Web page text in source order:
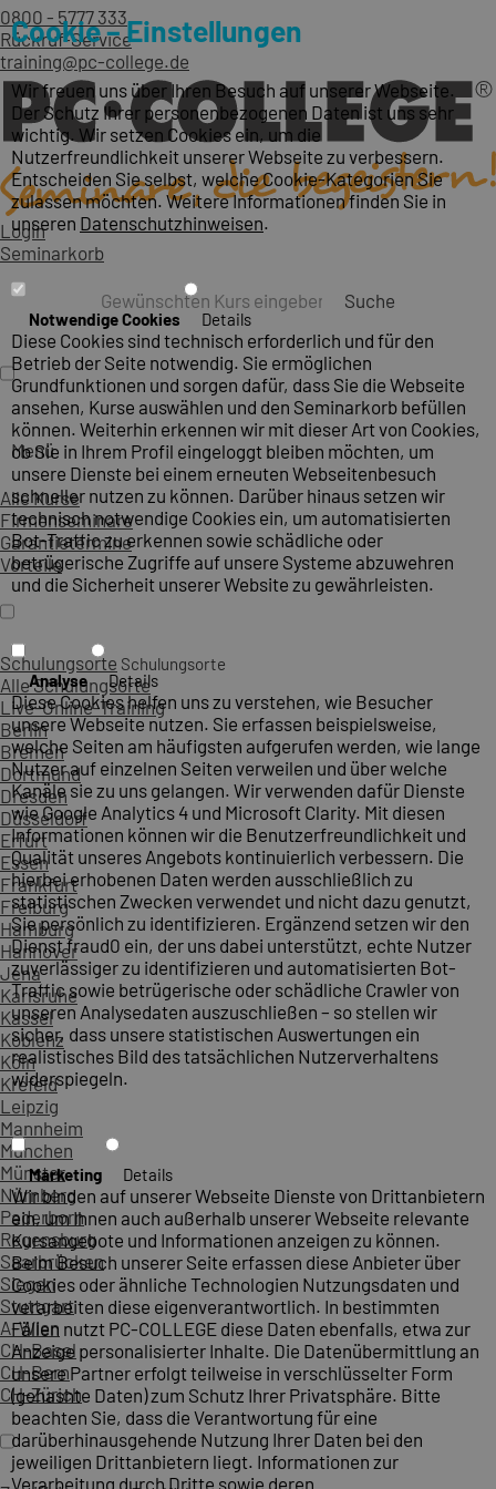
0800 - 5777 333
Rückruf-Service
training@pc-college.de
Login
Seminarkorb
Suche
Menü
Alle Kurse
Firmenseminare
Garantietermine
Vorteile
Schulungsorte Schulungsorte
Alle Schulungsorte
Live-Online-Training
Berlin
Bremen
Dortmund
Dresden
Düsseldorf
Erfurt
Essen
Frankfurt
Freiburg
Hamburg
Hannover
Jena
Karlsruhe
Kassel
Koblenz
Köln
Krefeld
Leipzig
Mannheim
München
Münster
Nürnberg
Paderborn
Regensburg
Saarbrücken
Siegen
Stuttgart
A-Wien
CH-Basel
CH-Bern
CH-Zürich
Cookie – Einstellungen
Wir freuen uns über Ihren Besuch auf unserer Webseite.
Der Schutz Ihrer personenbezogenen Daten ist uns sehr
wichtig. Wir setzen Cookies ein, um die
Nutzerfreundlichkeit unserer Webseite zu verbessern.
Entscheiden Sie selbst, welche Cookie-Kategorien Sie
zulassen möchten. Weitere Informationen finden Sie in
unseren Datenschutzhinweisen.
Notwendige Cookies Details
Diese Cookies sind technisch erforderlich und für den
Betrieb der Seite notwendig. Sie ermöglichen
Grundfunktionen und sorgen dafür, dass Sie die Webseite
ansehen, Kurse auswählen und den Seminarkorb befüllen
können. Weiterhin erkennen wir mit dieser Art von Cookies,
ob Sie in Ihrem Profil eingeloggt bleiben möchten, um
unsere Dienste bei einem erneuten Webseitenbesuch
schneller nutzen zu können. Darüber hinaus setzen wir
technisch notwendige Cookies ein, um automatisierten
Bot-Traffic zu erkennen sowie schädliche oder
betrügerische Zugriffe auf unsere Systeme abzuwehren
und die Sicherheit unserer Website zu gewährleisten.
Analyse Details
Diese Cookies helfen uns zu verstehen, wie Besucher
unsere Webseite nutzen. Sie erfassen beispielsweise,
welche Seiten am häufigsten aufgerufen werden, wie lange
Nutzer auf einzelnen Seiten verweilen und über welche
Kanäle sie zu uns gelangen. Wir verwenden dafür Dienste
wie Google Analytics 4 und Microsoft Clarity. Mit diesen
Informationen können wir die Benutzerfreundlichkeit und
Qualität unseres Angebots kontinuierlich verbessern. Die
hierbei erhobenen Daten werden ausschließlich zu
statistischen Zwecken verwendet und nicht dazu genutzt,
Sie persönlich zu identifizieren. Ergänzend setzen wir den
Dienst fraud0 ein, der uns dabei unterstützt, echte Nutzer
zuverlässiger zu identifizieren und automatisierten Bot-
Traffic sowie betrügerische oder schädliche Crawler von
unseren Analysedaten auszuschließen – so stellen wir
sicher, dass unsere statistischen Auswertungen ein
realistisches Bild des tatsächlichen Nutzerverhaltens
widerspiegeln.
Marketing Details
Wir binden auf unserer Webseite Dienste von Drittanbietern
ein, um Ihnen auch außerhalb unserer Webseite relevante
Kursangebote und Informationen anzeigen zu können.
Beim Besuch unserer Seite erfassen diese Anbieter über
Cookies oder ähnliche Technologien Nutzungsdaten und
verarbeiten diese eigenverantwortlich. In bestimmten
Fällen nutzt PC-COLLEGE diese Daten ebenfalls, etwa zur
Anzeige personalisierter Inhalte. Die Datenübermittlung an
unsere Partner erfolgt teilweise in verschlüsselter Form
(gehashte Daten) zum Schutz Ihrer Privatsphäre. Bitte
beachten Sie, dass die Verantwortung für eine
darüberhinausgehende Nutzung Ihrer Daten bei den
jeweiligen Drittanbietern liegt. Informationen zur
Verarbeitung durch Dritte sowie deren